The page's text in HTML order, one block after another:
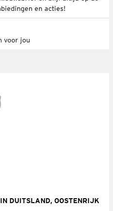
en acties!
voor jou
DUITSLAND, OOSTENRIJK